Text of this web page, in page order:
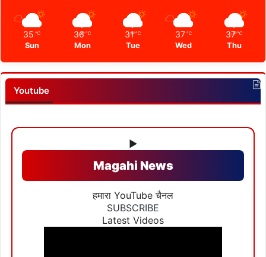
35 ℃
Sun
36 ℃
Mon
31 ℃
Tue
37 ℃
Wed
37 ℃
Thu
Youtube
▶
Magahi News
हमारा YouTube चैनल
SUBSCRIBE
Latest Videos